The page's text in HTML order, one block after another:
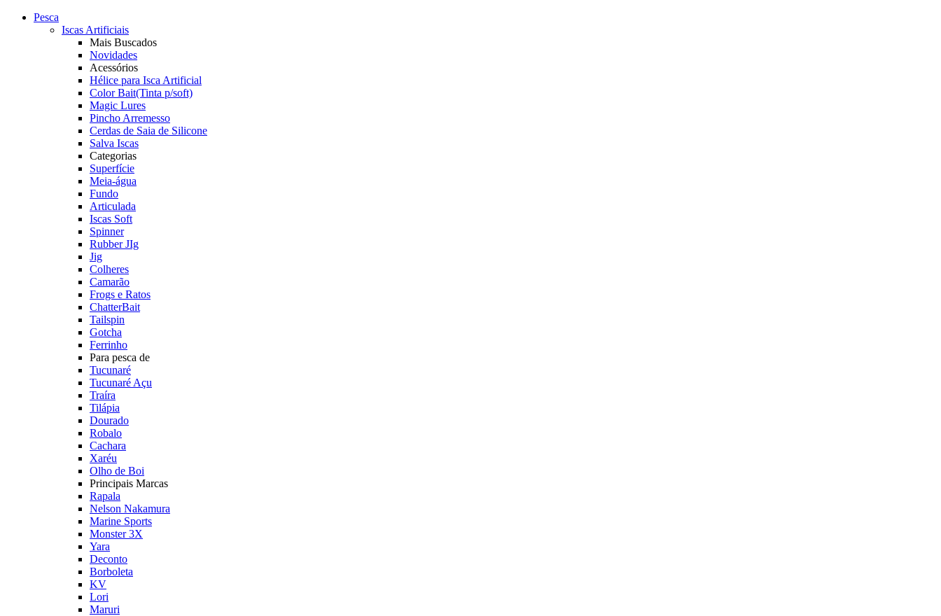
Pesca
Iscas Artificiais
Mais Buscados
Novidades
Acessórios
Hélice para Isca Artificial
Color Bait(Tinta p/soft)
Magic Lures
Pincho Arremesso
Cerdas de Saia de Silicone
Salva Iscas
Categorias
Superfície
Meia-água
Fundo
Articulada
Iscas Soft
Spinner
Rubber JIg
Jig
Colheres
Camarão
Frogs e Ratos
ChatterBait
Tailspin
Gotcha
Ferrinho
Para pesca de
Tucunaré
Tucunaré Açu
Traíra
Tilápia
Dourado
Robalo
Cachara
Xaréu
Olho de Boi
Principais Marcas
Rapala
Nelson Nakamura
Marine Sports
Monster 3X
Yara
Deconto
Borboleta
KV
Lori
Maruri